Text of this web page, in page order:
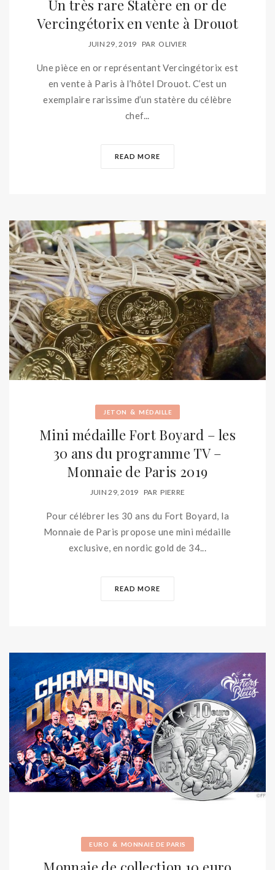
Un très rare Statère en or de
Vercingétorix en vente à Drouot
JUIN 29, 2019 PAR OLIVIER
Une pièce en or représentant Vercingétorix est
en vente à Paris à l’hôtel Drouot. C’est un
exemplaire rarissime d’un statère du célèbre
chef...
READ MORE
JETON & MÉDAILLE
Mini médaille Fort Boyard – les
30 ans du programme TV –
Monnaie de Paris 2019
JUIN 29, 2019 PAR PIERRE
Pour célébrer les 30 ans du Fort Boyard, la
Monnaie de Paris propose une mini médaille
exclusive, en nordic gold de 34...
READ MORE
EURO & MONNAIE DE PARIS